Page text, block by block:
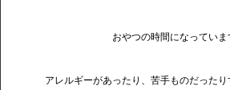
おやつの時間になっていま
アレルギーがあったり、苦手ものだった